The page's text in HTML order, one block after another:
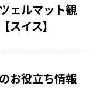
ェルマット観
スイス】
お役立ち情報